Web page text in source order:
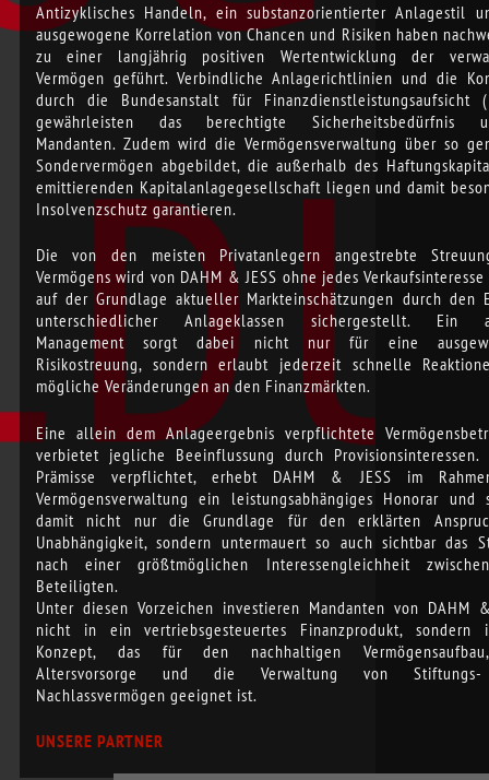
Antizyklisches Handeln, ein substanzorientierter Anlagestil
ausgewogene Korrelation von Chancen und Risiken haben
zu einer langjährig positiven Wertentwicklung der
Vermögen geführt. Verbindliche Anlagerichtlinien und die
durch die Bundesanstalt für Finanzdienstleistungsaufsicht
gewährleisten das berechtigte Sicherheitsbedürfnis
Mandanten. Zudem wird die Vermögensverwaltung über so
Sondervermögen abgebildet, die außerhalb des
emittierenden Kapitalanlagegesellschaft liegen und damit
Insolvenzschutz garantieren.
Die von den meisten Privatanlegern angestrebte
Vermögens wird von DAHM & JESS ohne jedes
auf der Grundlage aktueller Markteinschätzungen durch den
unterschiedlicher Anlageklassen sichergestellt. Ein
Management sorgt dabei nicht nur für eine
Risikostreuung, sondern erlaubt jederzeit schnelle
mögliche Veränderungen an den Finanzmärkten.
Eine allein dem Anlageergebnis verpflichtete
verbietet jegliche Beeinflussung durch Provisionsinteressen.
Prämisse verpflichtet, erhebt DAHM & JESS im
Vermögensverwaltung ein leistungsabhängiges Honorar und
damit nicht nur die Grundlage für den erklärten
Unabhängigkeit, sondern untermauert so auch sichtbar das
nach einer größtmöglichen Interessengleichheit
Beteiligten.
Unter diesen Vorzeichen investieren Mandanten von DAHM
nicht in ein vertriebsgesteuertes Finanzprodukt,
Konzept, das für den nachhaltigen
Altersvorsorge und die Verwaltung von
Nachlassvermögen geeignet ist.
UNSERE PARTNER